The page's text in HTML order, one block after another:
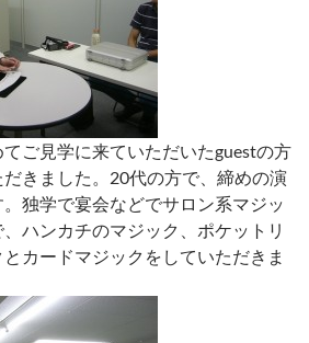
ご見学に来ていただいたguestの方
きました。20代の方で、締めの演
独学で宴会などでサロン系マジッ
ハンカチのマジック、ポケットリ
カードマジックをしていただきま